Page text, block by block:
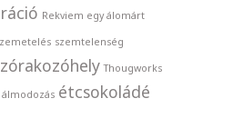
Rekviem egy álomárt
szemtelenség
Thougworks
álmodozás étcsokoládé